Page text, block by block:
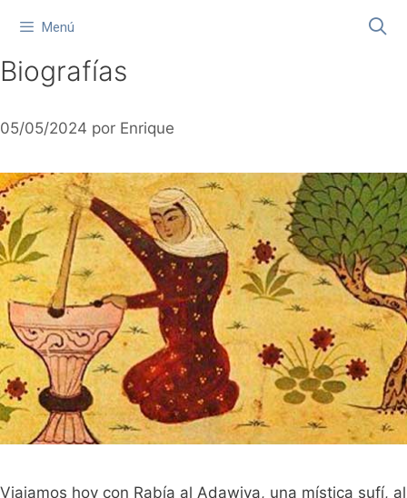
Menú
Biografías
05/05/2024 por Enrique
Viajamos hoy con Rabía al Adawiya, una mística sufí, al